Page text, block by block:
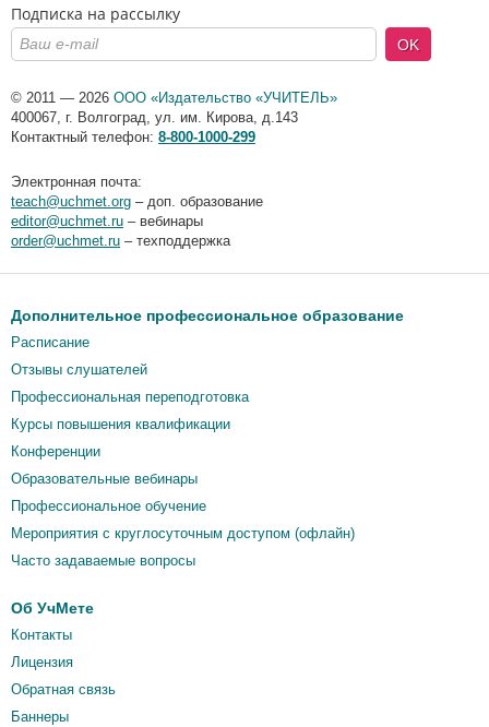
Подписка на рассылку
OK
© 2011 — 2026 ООО «Издательство «УЧИТЕЛЬ»
400067, г. Волгоград, ул. им. Кирова, д.143
Контактный телефон: 8-800-1000-299
Электронная почта:
teach@uchmet.org – доп. образование
editor@uchmet.ru – вебинары
order@uchmet.ru – техподдержка
Дополнительное профессиональное образование
Расписание
Отзывы слушателей
Профессиональная переподготовка
Курсы повышения квалификации
Конференции
Образовательные вебинары
Профессиональное обучение
Мероприятия c круглосуточным доступом (офлайн)
Часто задаваемые вопросы
Об УчМете
Контакты
Лицензия
Обратная связь
Баннеры